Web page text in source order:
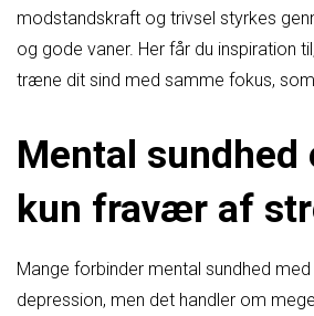
modstandskraft og trivsel styrkes
og gode vaner. Her får du inspiration
træne dit sind med samme fokus,
Mental sundhed
kun fravær af
Mange forbinder mental sundhed
depression, men det handler om